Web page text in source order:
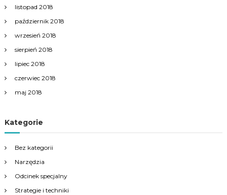
listopad 2018
październik 2018
wrzesień 2018
sierpień 2018
lipiec 2018
czerwiec 2018
maj 2018
Kategorie
Bez kategorii
Narzędzia
Odcinek specjalny
Strategie i techniki